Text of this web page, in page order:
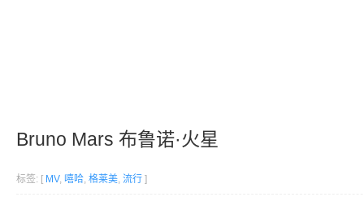
Bruno Mars 布鲁诺·火星
标签: [ MV, 嘻哈, 格莱美, 流行 ]